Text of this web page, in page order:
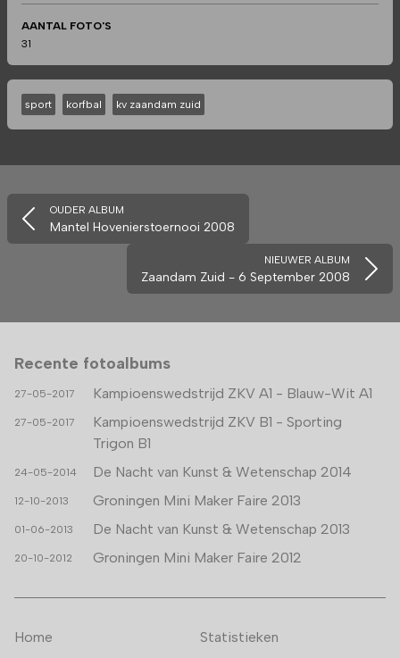
AANTAL FOTO'S
31
sport korfbal kv zaandam zuid
OUDER ALBUM
Mantel Hovenierstoernooi 2008
NIEUWER ALBUM
Zaandam Zuid - 6 September 2008
Recente fotoalbums
27-05-2017 Kampioenswedstrijd ZKV A1 - Blauw-Wit A1
27-05-2017
Kampioenswedstrijd ZKV B1 - Sporting
Trigon B1
24-05-2014 De Nacht van Kunst & Wetenschap 2014
12-10-2013 Groningen Mini Maker Faire 2013
01-06-2013 De Nacht van Kunst & Wetenschap 2013
20-10-2012 Groningen Mini Maker Faire 2012
Home
Statistieken